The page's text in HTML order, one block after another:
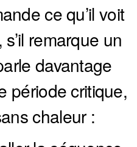
ce qu’il voit
remarque un
davantage
période critique,
chaleur :